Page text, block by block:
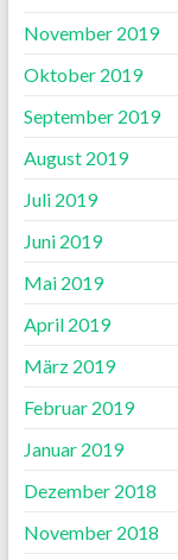
November 2019
Oktober 2019
September 2019
August 2019
Juli 2019
Juni 2019
Mai 2019
April 2019
März 2019
Februar 2019
Januar 2019
Dezember 2018
November 2018